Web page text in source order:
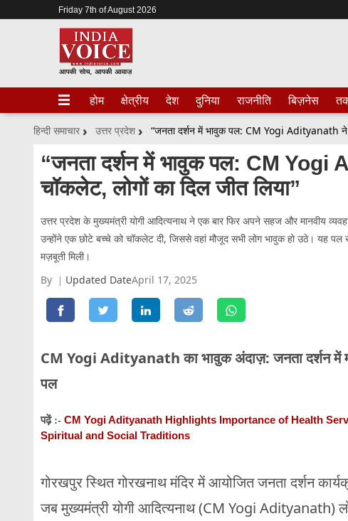
Friday 7th of August 2026
होम क्षेत्रीय देश दुनिया राजनीति बिज़नेस
हिन्दी समाचार उत्तर प्रदेश
“जनता दर्शन में भावुक पल: CM Yogi
चॉकलेट, लोगों का दिल जीत लिया”
उत्तर प्रदेश के मुख्यमंत्री योगी आदित्यनाथ ने एक बार फिर अपने सहज और मानवीय
उन्होंने एक छोटे बच्चे को चॉकलेट दी, जिससे वहां मौजूद सभी लोग भावुक हो उठे। यह पल
मज़बूती मिली।
By
Updated DateApril 17, 2025
CM Yogi Adityanath का भावुक अंदाज़: जनता दर्शन में
पल
पढ़ें :- CM Yogi Adityanath Highlights Importance of Health
Spiritual and Social Traditions
गोरखपुर स्थित गोरखनाथ मंदिर में आयोजित जनता दर्शन
जब मुख्यमंत्री योगी आदित्यनाथ (CM Yogi Adityanath)